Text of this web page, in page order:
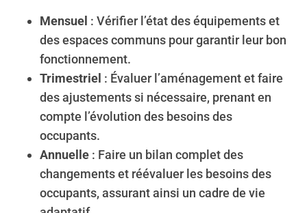
Mensuel : Vérifier l’état des équipements et
des espaces communs pour garantir leur bon
fonctionnement.
Trimestriel : Évaluer l’aménagement et faire
des ajustements si nécessaire, prenant en
compte l’évolution des besoins des
occupants.
Annuelle: Faire un bilan complet des
changements et réévaluer les besoins des
occupants, assurant ainsi un cadre de vie